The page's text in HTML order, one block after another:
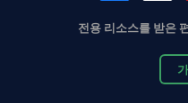
전용 리소스를 받은